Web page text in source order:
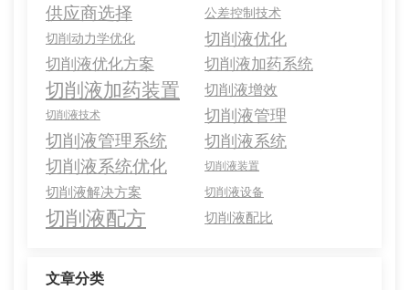
供应商选择
公差控制技术
切削动力学优化
切削液优化
切削液优化方案 切削液加药系统
切削液加药装置 切削液增效
切削液技术 切削液管理
切削液管理系统 切削液系统
切削液系统优化 切削液装置
切削液解决方案 切削液设备
切削液配方 切削液配比
文章分类